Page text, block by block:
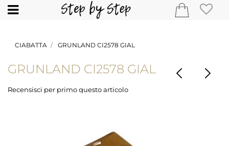
Open
CIABATTA GRUNLAND CI2578 GIAL
GRUNLAND CI2578 GIAL
Recensisci per primo questo articolo